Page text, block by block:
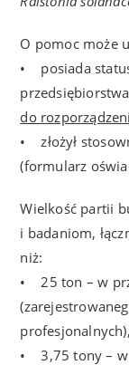
O pomoc może
• posiada
do
• złożył
(formularz
Wielkość partii
i badaniom,
niż:
• 25 ton – w
profesjonalnych),
• 3,75 tony –